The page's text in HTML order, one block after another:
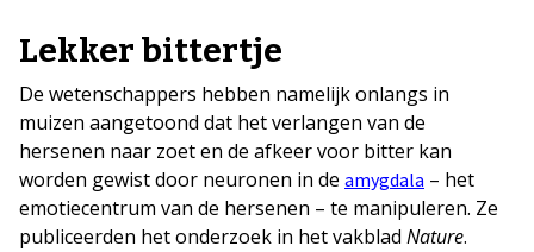
Lekker bittertje
De wetenschappers hebben namelijk onlangs in
muizen aangetoond dat het verlangen van de
hersenen naar zoet en de afkeer voor bitter kan
worden gewist door neuronen in de amygdala – het
emotiecentrum van de hersenen – te manipuleren. Ze
publiceerden het onderzoek in het vakblad Nature.